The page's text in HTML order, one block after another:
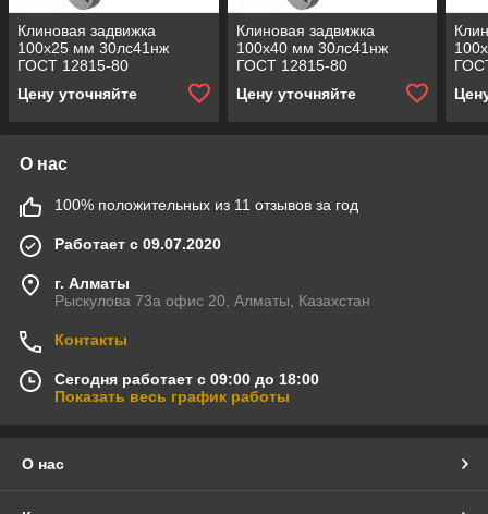
Клиновая задвижка
100x25 мм 30лс41нж
ГОСТ 12815-80
Цену уточняйте
Клиновая задвижка
100x40 мм 30лс41нж
ГОСТ 12815-80
Цену уточняйте
О нас
100% положительных из 11 отзывов за год
Работает с 09.07.2020
г. Алматы
Рыскулова 73а офис 20, Алматы, Казахстан
Контакты
Сегодня работает с 09:00 до 18:00
Показать весь график работы
О нас